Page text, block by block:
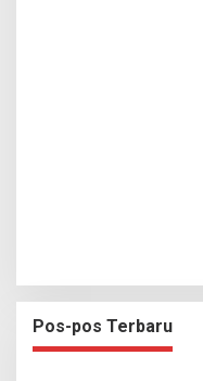
Pos-pos Terbaru